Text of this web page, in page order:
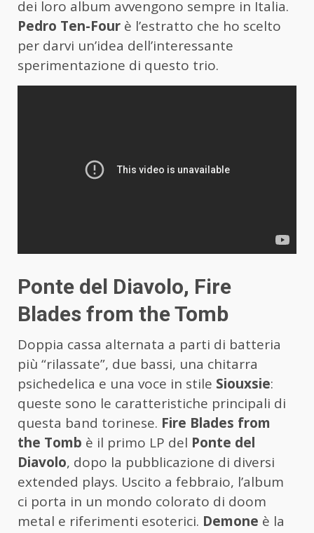
dei loro album avvengono sempre in Italia.
Pedro Ten-Four è l’estratto che ho scelto
per darvi un’idea dell’interessante
sperimentazione di questo trio.
Ponte del Diavolo, Fire
Blades from the Tomb
Doppia cassa alternata a parti di batteria
più “rilassate”, due bassi, una chitarra
psichedelica e una voce in stile Siouxsie:
queste sono le caratteristiche principali di
questa band torinese. Fire Blades from
the Tomb è il primo LP del Ponte del
Diavolo, dopo la pubblicazione di diversi
extended plays. Uscito a febbraio, l’album
ci porta in un mondo colorato di doom
metal e riferimenti esoterici. Demone è la